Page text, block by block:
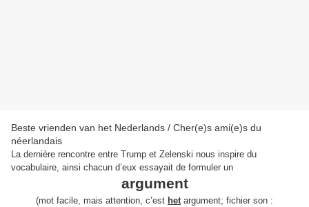
Beste vrienden van het Nederlands / Cher(e)s ami(e)s du
néerlandais
La dernière rencontre entre Trump et Zelenski nous inspire du
vocabulaire, ainsi chacun d’eux essayait de formuler un
argument
(mot facile, mais attention, c’est hetargument; fichier son :